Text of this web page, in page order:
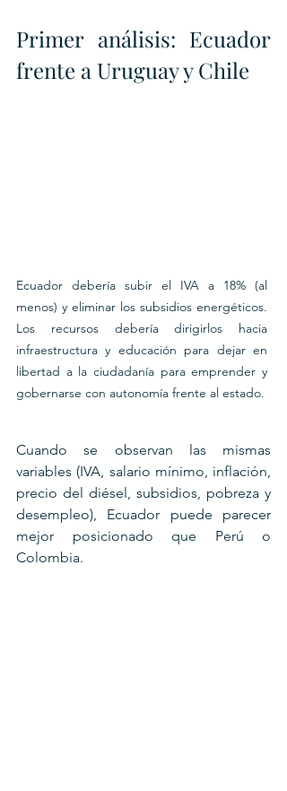
Primer análisis: Ecuador
frente a Uruguay y Chile
Ecuador debería subir el IVA a 18% (al
menos) y eliminar los subsidios energéticos.
Los recursos debería dirigirlos hacia
infraestructura y educación para dejar en
libertad a la ciudadanía para emprender y
gobernarse con autonomía frente al estado.
Cuando se observan las mismas
variables (IVA, salario mínimo, inflación,
precio del diésel, subsidios, pobreza y
desempleo), Ecuador puede parecer
mejor posicionado que Perú o
Colombia.